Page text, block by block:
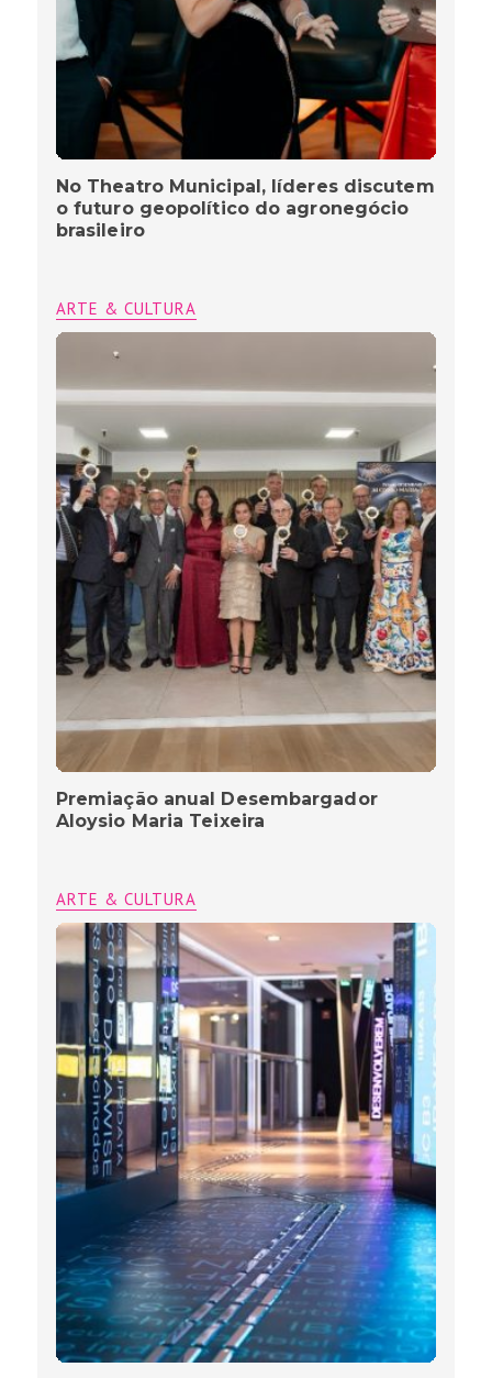
No Theatro Municipal, líderes discutem
o futuro geopolítico do agronegócio
brasileiro
ARTE & CULTURA
Premiação anual Desembargador
Aloysio Maria Teixeira
ARTE & CULTURA